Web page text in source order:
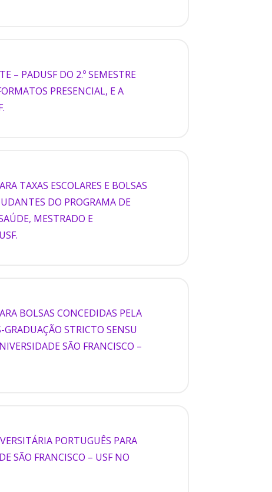
– PADUSF DO 2.º SEMESTRE
PRESENCIAL, E A
TAXAS ESCOLARES E BOLSAS
DO PROGRAMA DE
MESTRADO E
BOLSAS CONCEDIDAS PELA
STRICTO SENSU
SÃO FRANCISCO –
PORTUGUÊS PARA
SÃO FRANCISCO – USF NO